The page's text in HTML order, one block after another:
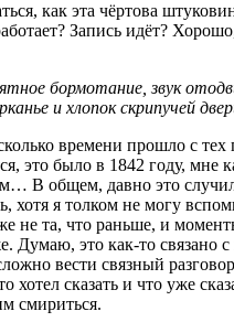
как эта чёртова
Запись идёт?
бормотание, звук
и хлопок скрипучей
времени прошло с тех
это было в 1842 году, мне
В общем, давно это
хотя я толком не могу
не та, что раньше, и
Думаю, это как-то связано
вести связный
хотел сказать и что уже
смириться.